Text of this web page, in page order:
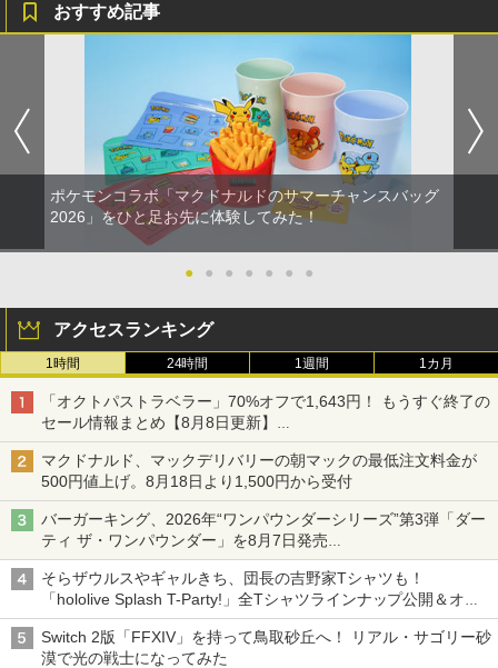
おすすめ記事
ポケモンコラボ「マクドナルドのサマーチャンスバッグ
2026」をひと足お先に体験してみた！
● ● ● ● ● ● ●
アクセスランキング
1時間 24時間 1週間 1カ月
「オクトパストラベラー」70%オフで1,643円！ もうすぐ終了の
セール情報まとめ【8月8日更新】
ニンテンドーeショップでは「大神 絶景版」が67%オフで990円
マクドナルド、マックデリバリーの朝マックの最低注文料金が
500円値上げ。8月18日より1,500円から受付
バーガーキング、2026年“ワンパウンダーシリーズ”第3弾「ダー
ティ ザ・ワンパウンダー」を8月7日発売
「特製ガーリックマヨソース」を使用した超大型チーズバーガー
そらザウルスやギャルきち、団長の吉野家Tシャツも！
「hololive Splash T-Party!」全Tシャツラインナップ公開＆オン
ライン販売開始
Switch 2版「FFXIV」を持って鳥取砂丘へ！ リアル・サゴリー砂
漠で光の戦士になってみた